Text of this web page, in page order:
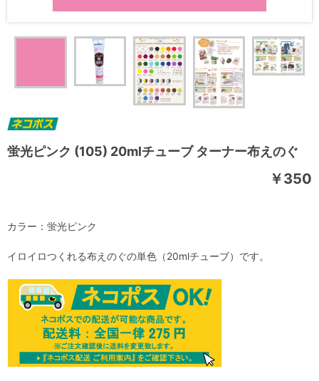
蛍光ピンク (105) 20mlチューブ ターナー布えのぐ
￥350
カラー：蛍光ピンク
イロイロつくれる布えのぐの単色（20mlチューブ）です。